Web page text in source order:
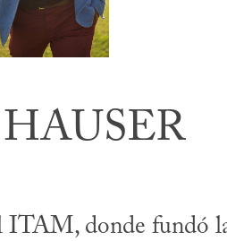
ITAM, donde fundó